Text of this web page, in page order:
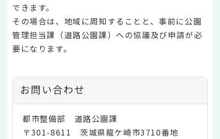
できます。
その場合は、地域に周知することと、事前に公園
管理担当課（道路公園課）への協議及び申請が必
要になります。
お問い合わせ
都市整備部 道路公園課
〒301-8611 茨城県龍ケ崎市3710番地